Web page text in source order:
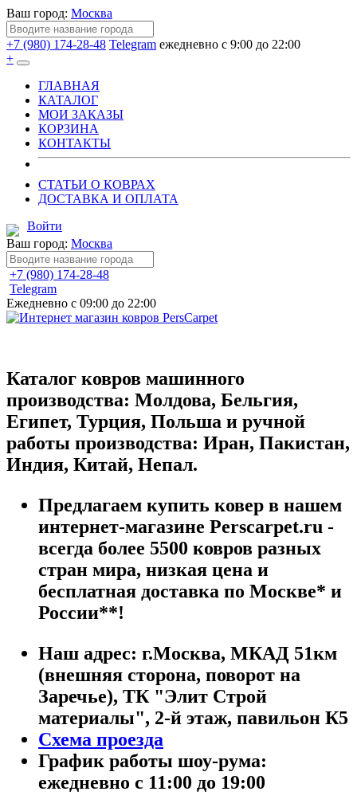
Ваш город: Москва
+7 (980) 174-28-48 Telegram ежедневно с 9:00 до 22:00
+
ГЛАВНАЯ
КАТАЛОГ
МОИ ЗАКАЗЫ
КОРЗИНА
КОНТАКТЫ
СТАТЬИ О КОВРАХ
ДОСТАВКА И ОПЛАТА
Войти
Ваш город: Москва
+7 (980) 174-28-48
Telegram
Ежедневно с 09:00 до 22:00
Каталог ковров машинного
производства: Молдова, Бельгия,
Египет, Турция, Польша и ручной
работы производства: Иран, Пакистан,
Индия, Китай, Непал.
Предлагаем купить ковер в нашем
интернет-магазине Perscarpet.ru -
всегда более 5500 ковров разных
стран мира, низкая цена и
бесплатная доставка по Москве* и
России**!
Наш адрес: г.Москва, МКАД 51км
(внешняя сторона, поворот на
Заречье), ТК "Элит Строй
материалы", 2-й этаж, павильон К5
Схема проезда
График работы шоу-рума:
ежедневно с 11:00 до 19:00